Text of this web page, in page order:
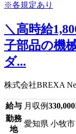
＼高時給
子部品の機
ダ...
株式会社BREXA
給与 月収例330,000
勤務
地
愛知県 小牧市